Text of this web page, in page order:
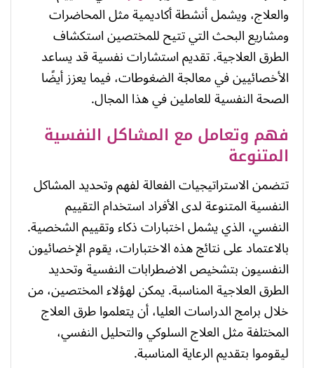
والعلاج، ويشمل أنشطة أكاديمية مثل المحاضرات
ومشاريع البحث التي تتيح للمختصين استكشاف
الطرق العلاجية. تقديم استشارات نفسية قد يساعد
الأخصائيين في معالجة الضغوطات، فيما يعزز أيضًا
الصحة النفسية للعاملين في هذا المجال.
فهم وتعامل مع المشاكل النفسية
المتنوعة
تتضمن الاستراتيجيات الفعالة لفهم وتحديد المشاكل
النفسية المتنوعة لدى الأفراد استخدام التقييم
النفسي، الذي يشمل اختبارات ذكاء وتقييم الشخصية.
بالاعتماد على نتائج هذه الاختبارات، يقوم الإخصائيون
النفسيون بتشخيص الاضطرابات النفسية وتحديد
الطرق العلاجية المناسبة. يمكن لهؤلاء المختصين، من
خلال برامج الدراسات العليا، أن يتعلموا طرق العلاج
المختلفة مثل العلاج السلوكي والتحليل النفسي،
ليقوموا بتقديم الرعاية المناسبة.